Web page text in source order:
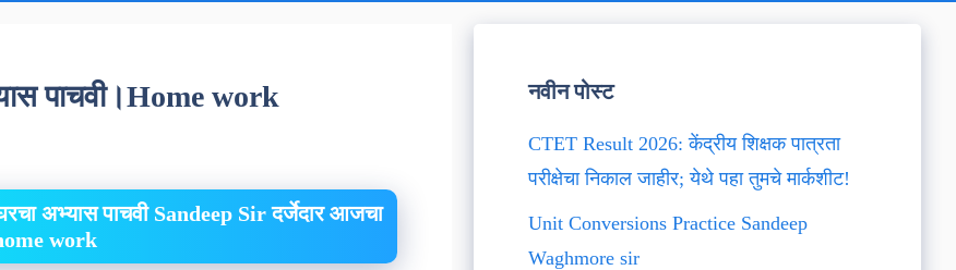
पाचवी।Home work
अभ्यास पाचवी Sandeep Sir दर्जेदार आजचा
work
नवीन पोस्ट
CTET Result 2026: केंद्रीय शिक्षक पात्रता
परीक्षेचा निकाल जाहीर; येथे पहा तुमचे मार्कशीट!
Unit Conversions Practice Sandeep
Waghmore sir